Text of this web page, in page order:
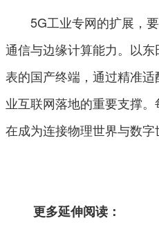
5G工业专网的扩展，要
通信与边缘计算能力。以
表的国产终端，通过精准
业互联网落地的重要支撑
在成为连接物理世界与数字
更多延伸阅读：